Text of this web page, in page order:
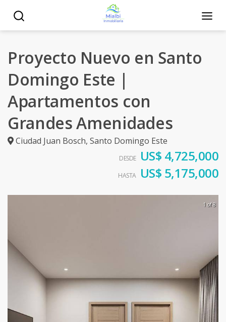
Proyecto Nuevo en Santo
Domingo Este |
Apartamentos con
Grandes Amenidades
Ciudad Juan Bosch, Santo Domingo Este
DESDE US$ 4,725,000
HASTA US$ 5,175,000
1 of 8